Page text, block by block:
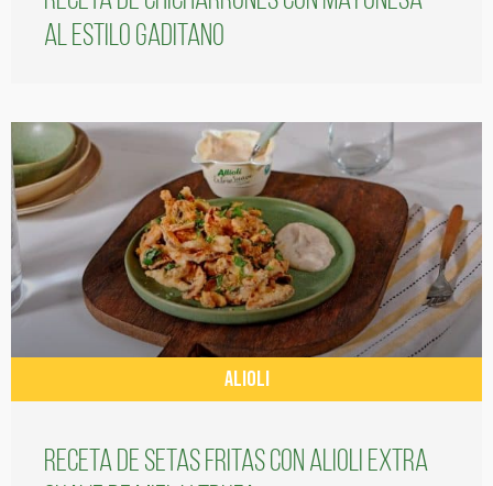
al estilo gaditano
ALIOLI
Receta de setas fritas con alioli extra